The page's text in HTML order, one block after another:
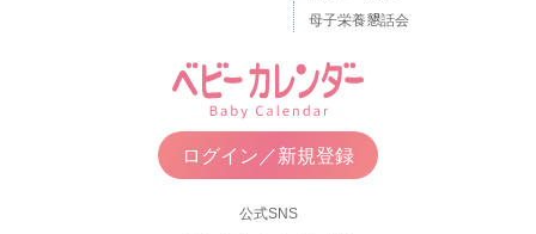
母子栄養懇話会
ログイン／新規登録
公式SNS